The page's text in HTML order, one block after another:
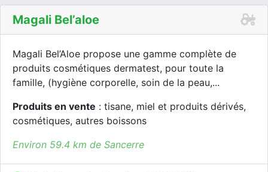
Magali Bel’aloe
Magali Bel’Aloe propose une gamme complète de
produits cosmétiques dermatest, pour toute la
famille, (hygiène corporelle, soin de la peau,...
Produits en vente : tisane, miel et produits dérivés,
cosmétiques, autres boissons
Environ 59.4 km de Sancerre